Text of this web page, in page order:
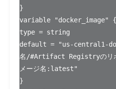
}
variable "docker_image" {
type = string
default = "us-central1-
名/#Artifact Registryのリポ
メージ名:latest"
}